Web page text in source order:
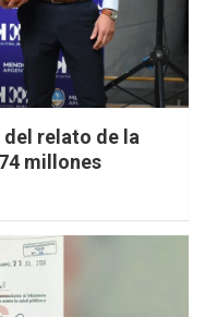
del relato de la
millones